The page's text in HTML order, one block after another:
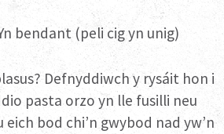
bendant (peli cig yn unig)
Defnyddiwch y rysáit hon i
pasta orzo yn lle fusilli neu
bod chi’n gwybod nad yw’n